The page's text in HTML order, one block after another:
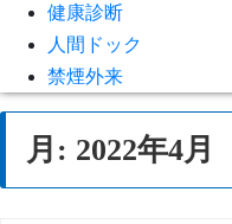
健康診断
人間ドック
禁煙外来
月: 2022年4月